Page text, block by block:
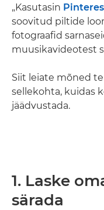
„Kasutasin
soovitud piltide
fotograafid
muusikavideotest
Siit leiate mõned
sellekohta, kuidas
jäädvustada.
1. Laske
särada